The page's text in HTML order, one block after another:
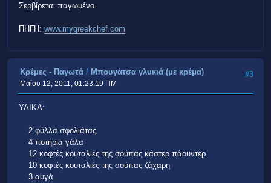
Σερβίρεται παγωμένο.
ΠΗΓΗ: www.mygreekchef.com
#3
Κρέμες - Παγωτά / Μπουγάτσα γλυκιά (με κρέμα)
Μαΐου 12, 2011, 01:23:19 ΠΜ
ΥΛΙΚΑ:
2 φύλλα σφολιάτας
4 ποτήρια γάλα
12 κοφτές κουταλιές της σούπας κάστερ πάουντερ
10 κοφτές κουταλιές της σούπας ζάχαρη
3 αυγά